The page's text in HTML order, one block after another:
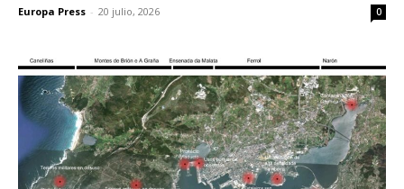
Europa Press - 20 julio, 2026 0